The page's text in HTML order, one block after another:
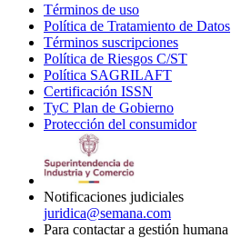
Términos de uso
in
new
window
Política de Tratamiento de Datos
Términos suscripciones
in
Política de Riesgos C/ST
Política SAGRILAFT
new
window
Certificación ISSN
in
new
TyC Plan de Gobierno
in
Protección del consumidorOpens
Notificaciones judiciales
juridica@semana.com
Para contactar a gestión humana